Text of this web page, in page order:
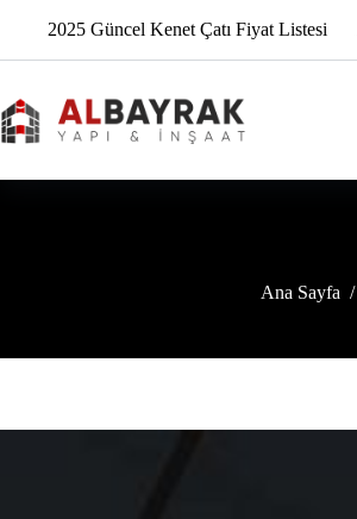
2025 Güncel Kenet Çatı Fiyat Listesi
Ana Sayfa /